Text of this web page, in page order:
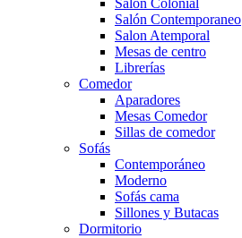
Salón Contemporaneo
Salon Atemporal
Mesas de centro
Librerías
Comedor
Aparadores
Mesas Comedor
Sillas de comedor
Sofás
Contemporáneo
Moderno
Sofás cama
Sillones y Butacas
Dormitorio